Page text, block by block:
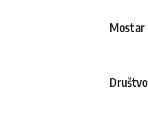
Mostar
Društvo